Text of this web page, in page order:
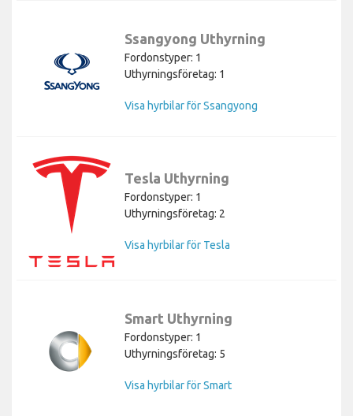
Ssangyong Uthyrning
Fordonstyper: 1
Uthyrningsföretag: 1
Visa hyrbilar för Ssangyong
Tesla Uthyrning
Fordonstyper: 1
Uthyrningsföretag: 2
Visa hyrbilar för Tesla
Smart Uthyrning
Fordonstyper: 1
Uthyrningsföretag: 5
Visa hyrbilar för Smart